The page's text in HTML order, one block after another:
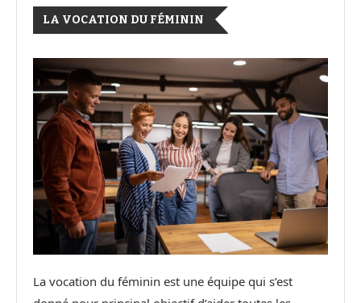
LA VOCATION DU FÉMININ
La vocation du féminin est une équipe qui s’est